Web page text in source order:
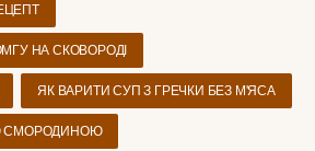
НА СКОВОРОДІ
ЯК ВАРИТИ СУП З ГРЕЧКИ БЕЗ М'ЯСА
СМОРОДИНОЮ